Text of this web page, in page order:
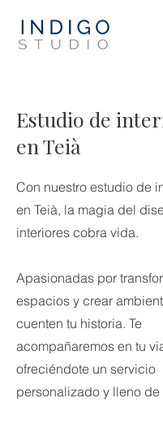
Estudio de
en Teià
Con nuestro estudio de
en Teià, la magia del
interiores cobra vida.
Apasionadas por
espacios y crear
cuenten tu historia. Te
acompañaremos en tu
ofreciéndote un servicio
personalizado y lleno